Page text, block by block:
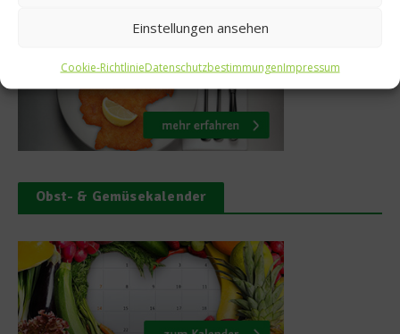
Einstellungen ansehen
Cookie-RichtlinieDatenschutzbestimmungenImpressum
Obst- & Gemüsekalender